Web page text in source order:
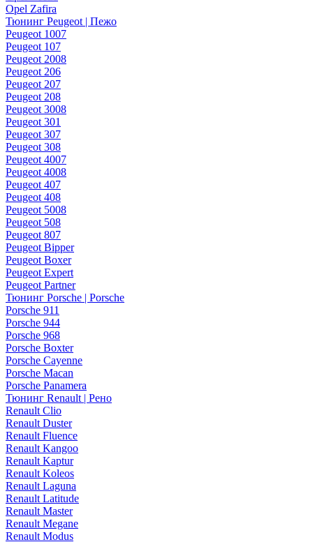
Opel Zafira
Тюнинг Peugeot | Пежо
Peugeot 1007
Peugeot 107
Peugeot 2008
Peugeot 206
Peugeot 207
Peugeot 208
Peugeot 3008
Peugeot 301
Peugeot 307
Peugeot 308
Peugeot 4007
Peugeot 4008
Peugeot 407
Peugeot 408
Peugeot 5008
Peugeot 508
Peugeot 807
Peugeot Bipper
Peugeot Boxer
Peugeot Expert
Peugeot Partner
Тюнинг Porsche | Porsche
Porsche 911
Porsche 944
Porsche 968
Porsche Boxter
Porsche Cayenne
Porsche Macan
Porsche Panamera
Тюнинг Renault | Рено
Renault Clio
Renault Duster
Renault Fluence
Renault Kangoo
Renault Kaptur
Renault Koleos
Renault Laguna
Renault Latitude
Renault Master
Renault Megane
Renault Modus